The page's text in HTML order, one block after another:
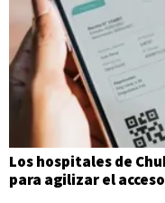
Los hospitales de
para agilizar el